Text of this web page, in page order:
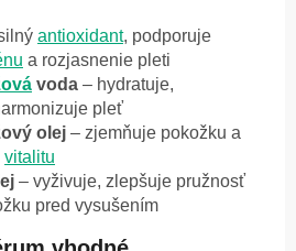
antioxidant, podporuje
a rozjasnenie pleti
voda – hydratuje,
pleť
olej – zjemňuje pokožku a
vitalitu
– vyživuje, zlepšuje pružnosť
pred vysušením